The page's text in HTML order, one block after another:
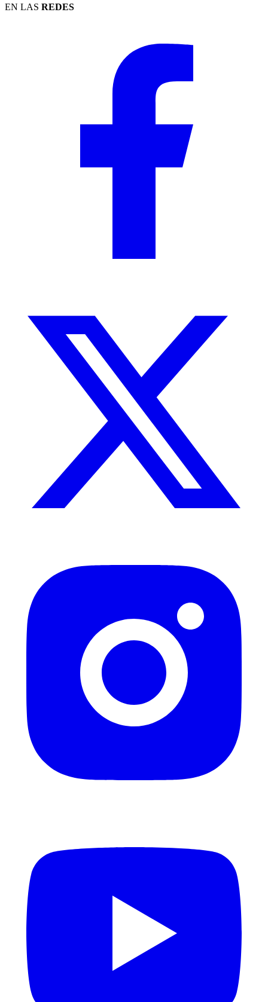
EN LAS REDES